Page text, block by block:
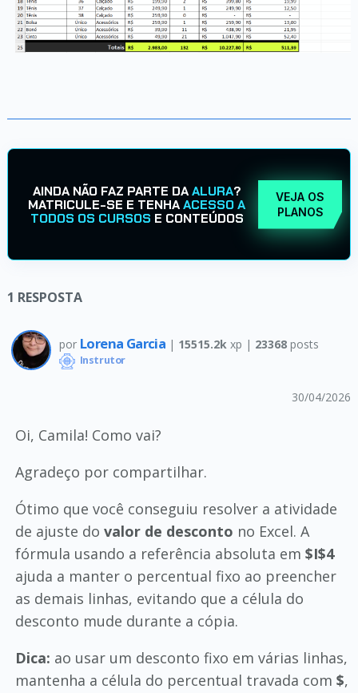
AINDA NÃO FAZ PARTE DAALURA?
MATRICULE-SE E TENHAACESSO A
TODOS OS CURSOS E CONTEÚDOS
VEJA OS
PLANOS
1 RESPOSTA
por Lorena Garcia | 15515.2k xp | 23368posts
Instrutor
30/04/2026
Oi, Camila! Como vai?
Agradeço por compartilhar.
Ótimo que você conseguiu resolver a atividade
de ajuste do valor de desconto no Excel. A
fórmula usando a referência absoluta em $I$4
ajuda a manter o percentual fixo ao preencher
as demais linhas, evitando que a célula do
desconto mude durante a cópia.
Dica: ao usar um desconto fixo em várias linhas,
mantenha a célula do percentual travada com $,